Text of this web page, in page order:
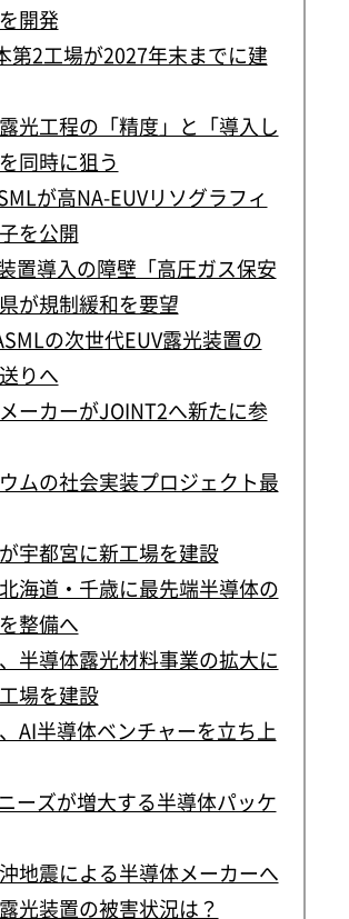
開発
第2工場が2027年末までに建
光工程の「精度」と「導入し
同時に狙う
が高NA-EUVリソグラフィ
を公開
置導入の障壁「高圧ガス保安
が規制緩和を要望
の次世代EUV露光装置の
りへ
ーカーがJOINT2へ新たに参
ムの社会実装プロジェクト最
宇都宮に新工場を建設
海道・千歳に最先端半導体の
整備へ
半導体露光材料事業の拡大に
場を建設
AI半導体ベンチャーを立ち上
ーズが増大する半導体パッケ
地震による半導体メーカーへ
光装置の被害状況は？